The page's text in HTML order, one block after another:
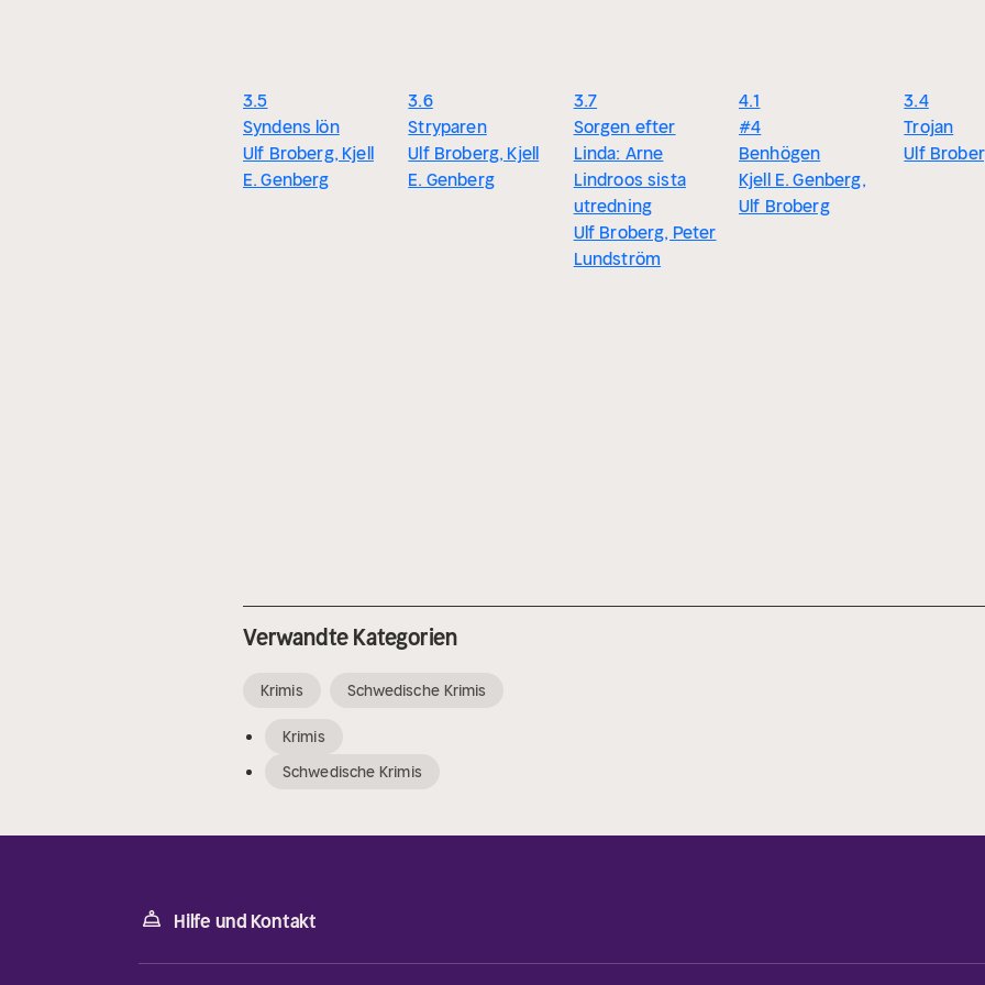
3.5
Syndens lön
Ulf Broberg, Kjell
E. Genberg
3.6
Stryparen
Ulf Broberg, Kjell
E. Genberg
3.7
Sorgen efter
Linda: Arne
Lindroos sista
utredning
Ulf Broberg, Peter
Lundström
4.1
#4
Benhögen
Kjell E. Genberg,
Ulf Broberg
3.4
Trojan
Ulf
Verwandte Kategorien
Krimis Schwedische Krimis
Krimis
Schwedische Krimis
Hilfe und Kontakt